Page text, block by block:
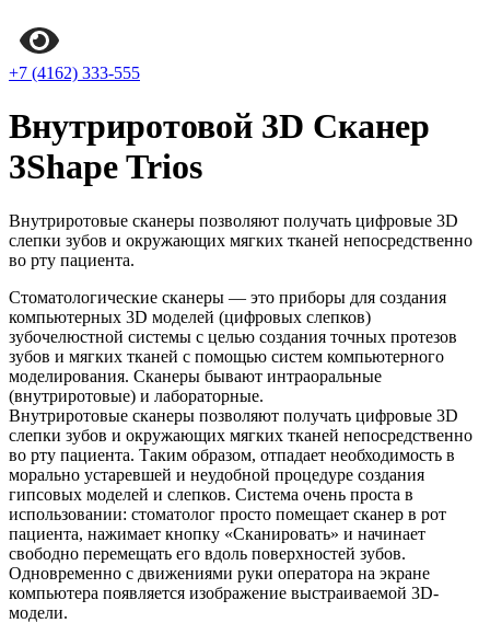
+7 (4162) 333-555
Внутриротовой 3D Сканер
3Shape Trios
Внутриротовые сканеры позволяют получать цифровые 3D
слепки зубов и окружающих мягких тканей непосредственно
во рту пациента.
Стоматологические сканеры — это приборы для создания
компьютерных 3D моделей (цифровых слепков)
зубочелюстной системы с целью создания точных протезов
зубов и мягких тканей с помощью систем компьютерного
моделирования. Сканеры бывают интраоральные
(внутриротовые) и лабораторные.
Внутриротовые сканеры позволяют получать цифровые 3D
слепки зубов и окружающих мягких тканей непосредственно
во рту пациента. Таким образом, отпадает необходимость в
морально устаревшей и неудобной процедуре создания
гипсовых моделей и слепков. Система очень проста в
использовании: стоматолог просто помещает сканер в рот
пациента, нажимает кнопку «Сканировать» и начинает
свободно перемещать его вдоль поверхностей зубов.
Одновременно с движениями руки оператора на экране
компьютера появляется изображение выстраиваемой 3D-
модели.